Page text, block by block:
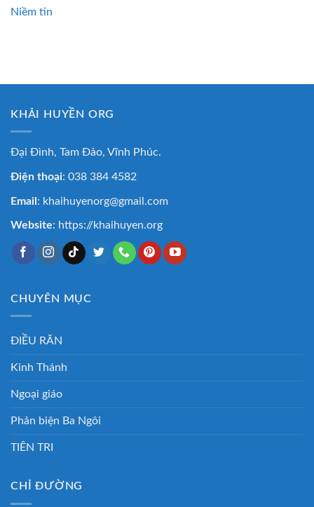
Niềm tin
KHẢI HUYỀN ORG
Đại Đình, Tam Đảo, Vĩnh Phúc.
Điện thoại: 038 384 4582
Email: khaihuyenorg@gmail.com
Website: https://khaihuyen.org
CHUYÊN MỤC
ĐIỀU RĂN
Kinh Thánh
Ngoại giáo
Phản biện Ba Ngôi
TIÊN TRI
CHỈ ĐƯỜNG